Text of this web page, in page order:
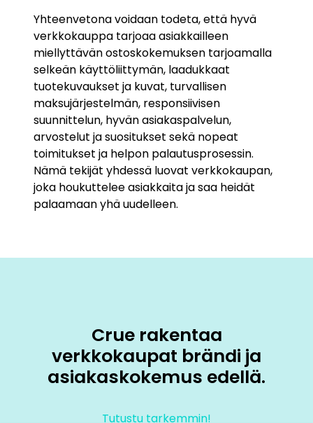
Yhteenvetona voidaan todeta, että hyvä
verkkokauppa tarjoaa asiakkailleen
miellyttävän ostoskokemuksen tarjoamalla
selkeän käyttöliittymän, laadukkaat
tuotekuvaukset ja kuvat, turvallisen
maksujärjestelmän, responsiivisen
suunnittelun, hyvän asiakaspalvelun,
arvostelut ja suositukset sekä nopeat
toimitukset ja helpon palautusprosessin.
Nämä tekijät yhdessä luovat verkkokaupan,
joka houkuttelee asiakkaita ja saa heidät
palaamaan yhä uudelleen.
Crue rakentaa
verkkokaupat brändi ja
asiakaskokemus edellä.
Tutustu tarkemmin!